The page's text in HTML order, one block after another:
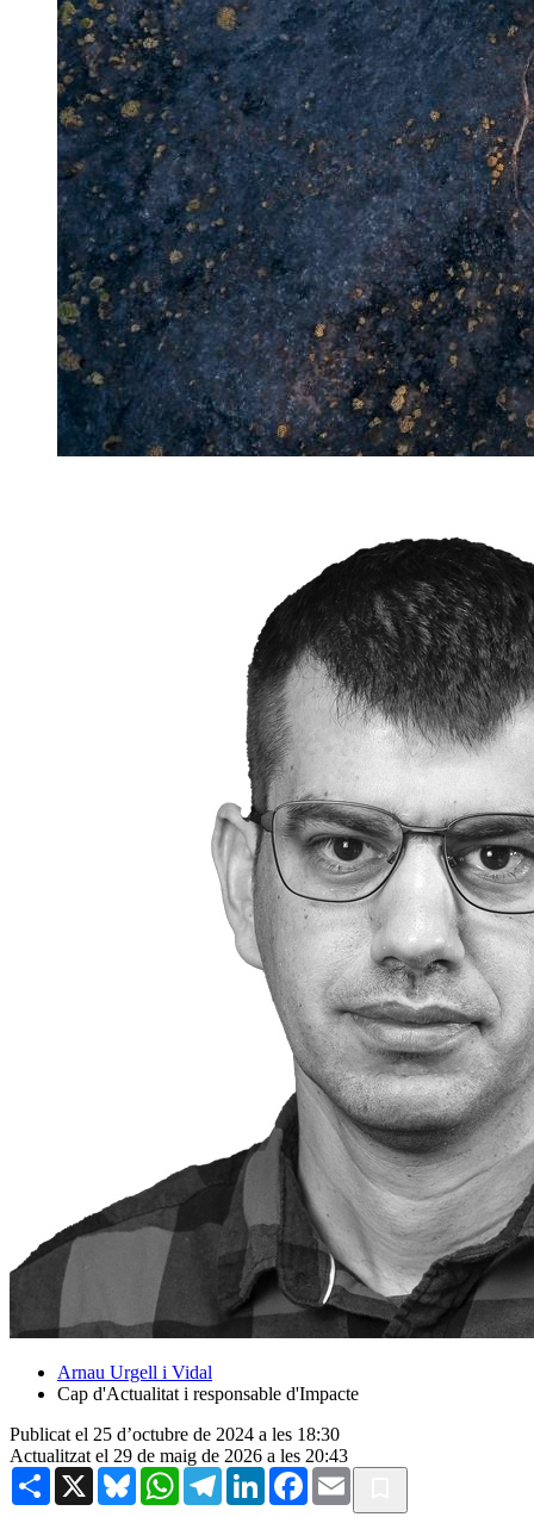
Arnau Urgell i Vidal
Cap d'Actualitat i responsable d'Impacte
Publicat el 25 d’octubre de 2024 a les 18:30
Actualitzat el 29 de maig de 2026 a les 20:43
Share X BlueskyWhatsAppTelegramLinkedInFacebook
Email